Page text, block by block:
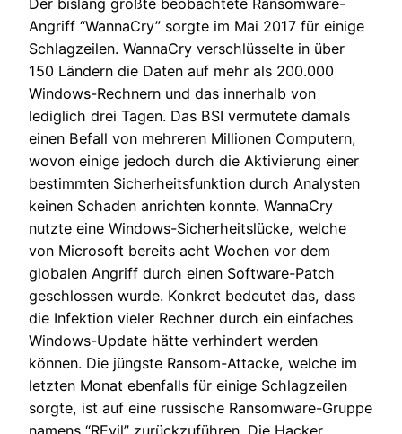
Der bislang größte beobachtete Ransomware-
Angriff “WannaCry” sorgte im Mai 2017 für einige
Schlagzeilen. WannaCry verschlüsselte in über
150 Ländern die Daten auf mehr als 200.000
Windows-Rechnern und das innerhalb von
lediglich drei Tagen. Das BSI vermutete damals
einen Befall von mehreren Millionen Computern,
wovon einige jedoch durch die Aktivierung einer
bestimmten Sicherheitsfunktion durch Analysten
keinen Schaden anrichten konnte. WannaCry
nutzte eine Windows-Sicherheitslücke, welche
von Microsoft bereits acht Wochen vor dem
globalen Angriff durch einen Software-Patch
geschlossen wurde. Konkret bedeutet das, dass
die Infektion vieler Rechner durch ein einfaches
Windows-Update hätte verhindert werden
können. Die jüngste Ransom-Attacke, welche im
letzten Monat ebenfalls für einige Schlagzeilen
sorgte, ist auf eine russische Ransomware-Gruppe